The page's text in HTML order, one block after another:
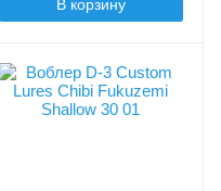
В корзину
Цвет приманки
01